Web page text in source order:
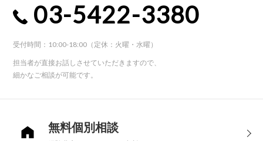
03-5422-3380
受付時間：10:00-18:00（定休：火曜・水曜）
担当者が直接お話しさせていただきますので、
細かなご相談が可能です。
無料個別相談